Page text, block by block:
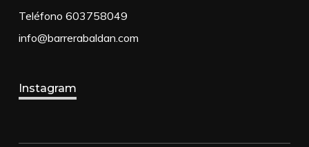
Teléfono 603758049
info@barrerabaldan.com
Instagram